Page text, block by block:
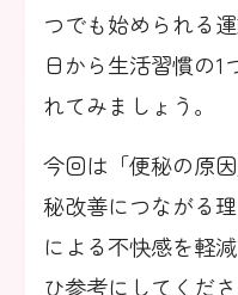
つでも始められる
日から生活習慣の1
れてみましょう。
今回は「便秘の原
秘改善につながる
による不快感を軽
ひ参考にしてくださ